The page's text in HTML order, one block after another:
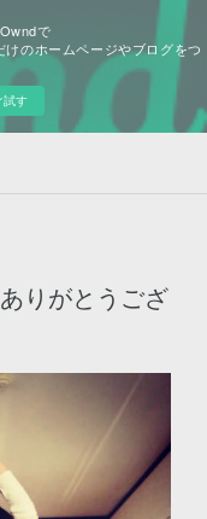
で
けのホームページやブログをつ
試す
りがとうござ